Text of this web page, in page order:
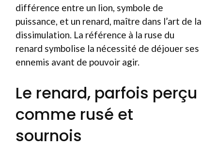
différence entre un lion, symbole de
puissance, et un renard, maître dans l’art de la
dissimulation. La référence à la ruse du
renard symbolise la nécessité de déjouer ses
ennemis avant de pouvoir agir.
Le renard, parfois perçu
comme rusé et
sournois